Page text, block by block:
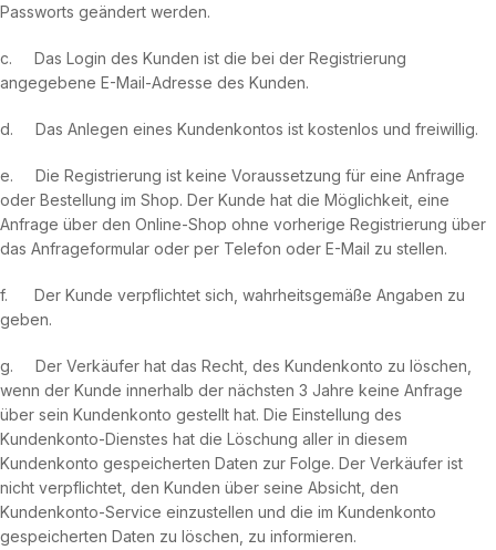
Passworts geändert werden.
c. Das Login des Kunden ist die bei der Registrierung
angegebene E-Mail-Adresse des Kunden.
d. Das Anlegen eines Kundenkontos ist kostenlos und freiwillig.
e. Die Registrierung ist keine Voraussetzung für eine Anfrage
oder Bestellung im Shop. Der Kunde hat die Möglichkeit, eine
Anfrage über den Online-Shop ohne vorherige Registrierung über
das Anfrageformular oder per Telefon oder E-Mail zu stellen.
f. Der Kunde verpflichtet sich, wahrheitsgemäße Angaben zu
geben.
g. Der Verkäufer hat das Recht, des Kundenkonto zu löschen,
wenn der Kunde innerhalb der nächsten 3 Jahre keine Anfrage
über sein Kundenkonto gestellt hat. Die Einstellung des
Kundenkonto-Dienstes hat die Löschung aller in diesem
Kundenkonto gespeicherten Daten zur Folge. Der Verkäufer ist
nicht verpflichtet, den Kunden über seine Absicht, den
Kundenkonto-Service einzustellen und die im Kundenkonto
gespeicherten Daten zu löschen, zu informieren.